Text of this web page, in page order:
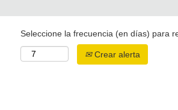
Seleccione la frecuencia (en días) para
Crear alerta